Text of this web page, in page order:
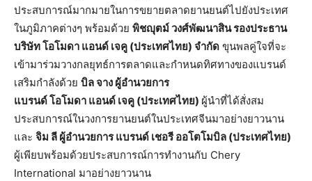
ประสบการณ์มากมายในการขยายตลาดยานยนต์ไปยังประเทศ
ในภูมิภาคต่างๆ พร้อมด้วย พิชญุตม์ วงศ์พัฒนาสินรองประธาน
บริษัทโอโมดา แอนด์ เจคู (ประเทศไทย) จำกัด ขุนพลคู่ใจที่จะ
เข้ามาร่วมวางกลยุทธ์การตลาดและกำหนดทิศทางของแบรนด์
เสริมกำลังด้วย บิลจาง ผู้อำนวยการ
แบรนด์โอโมดา แอนด์ เจคู (ประเทศไทย) ผู้นำที่ได้สั่งสม
ประสบการณ์ในวงการยานยนต์ในประเทศจีนมาอย่างยาวนาน
และ จิม ลี ผู้อำนวยการ แบรนด์ เชอรี ออโตโมบิล (ประเทศไทย)
ผู้เพียบพร้อมด้วยประสบการณ์การทำงานกับ Chery
International มาอย่างยาวนาน